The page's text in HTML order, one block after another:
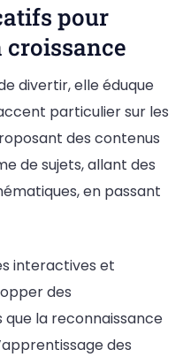
pour
croissance
divertir, elle éduque
particulier sur les
des contenus
de sujets, allant des
en passant
interactives et
des
la reconnaissance
des